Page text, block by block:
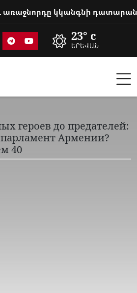
23° c
ԵՐԵՎԱՆ
героев до предателей:
Армении?
40